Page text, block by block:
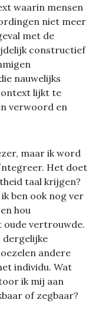
waarin mensen
niet meer
met de
constructief
nauwelijks
lijkt te
verwoord en
maar ik word
Het doet
taal krijgen?
ben ook nog ver
hou
oude vertrouwde.
dergelijke
andere
individu. Wat
ik mij aan
of zegbaar?